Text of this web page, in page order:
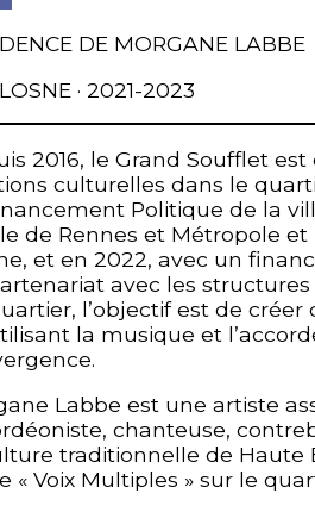
DE MORGANE LABBE
· 2021-2023
2016, le Grand Soufflet
culturelles dans le
Politique de la
de Rennes et Métropole
et en 2022, avec un
avec les
l’objectif est de créer
la musique et
Labbe est une artiste
chanteuse,
traditionnelle de Haute
« Voix Multiples » sur le